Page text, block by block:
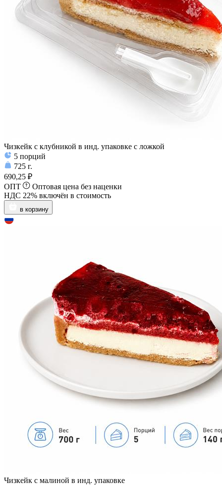
Чизкейк с клубникой в инд. упаковке с ложкой
5 порций
725 г.
690,25 ₽
ОПТ
Оптовая цена без наценки
НДС 22% включён в стоимость
в корзину
Чизкейк с малиной в инд. упаковке